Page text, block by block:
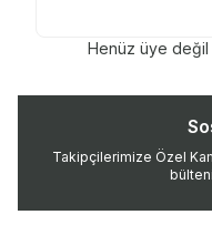
Henüz üye değil
Takipçilerimize Özel